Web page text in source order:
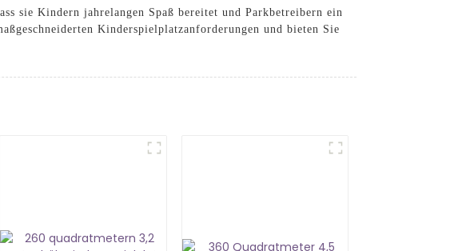
sie Kindern jahrelangen Spaß bereitet und Parkbetreibern ein
Kinderspielplatzanforderungen und bieten Sie